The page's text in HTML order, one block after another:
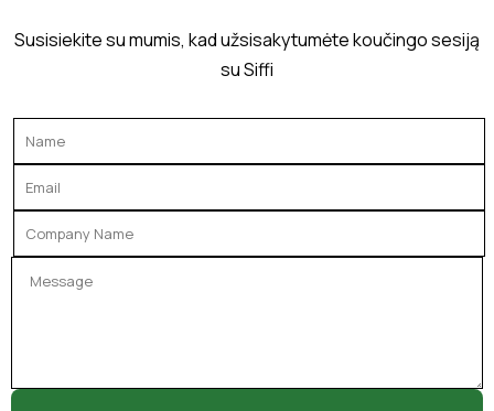
Susisiekite su mumis, kad užsisakytumėte koučingo sesiją
su Siffi